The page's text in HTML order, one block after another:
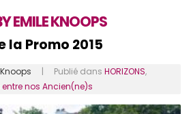
EMILE KNOOPS
la Promo 2015
| Publié dans HORIZONS,
nos Ancien(ne)s